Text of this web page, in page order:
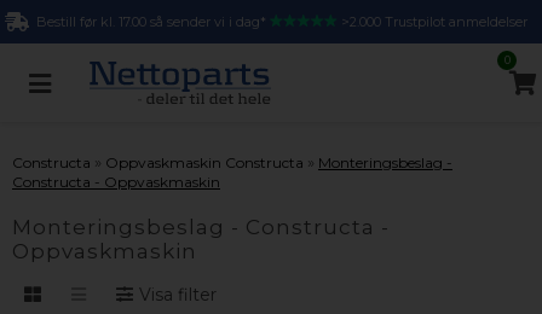
Bestill før kl. 17.00 så sender vi i dag* >2.000 Trustpilot anmeldelser
0
Constructa » Oppvaskmaskin Constructa » Monteringsbeslag -
Constructa - Oppvaskmaskin
Monteringsbeslag - Constructa -
Oppvaskmaskin
Visa filter